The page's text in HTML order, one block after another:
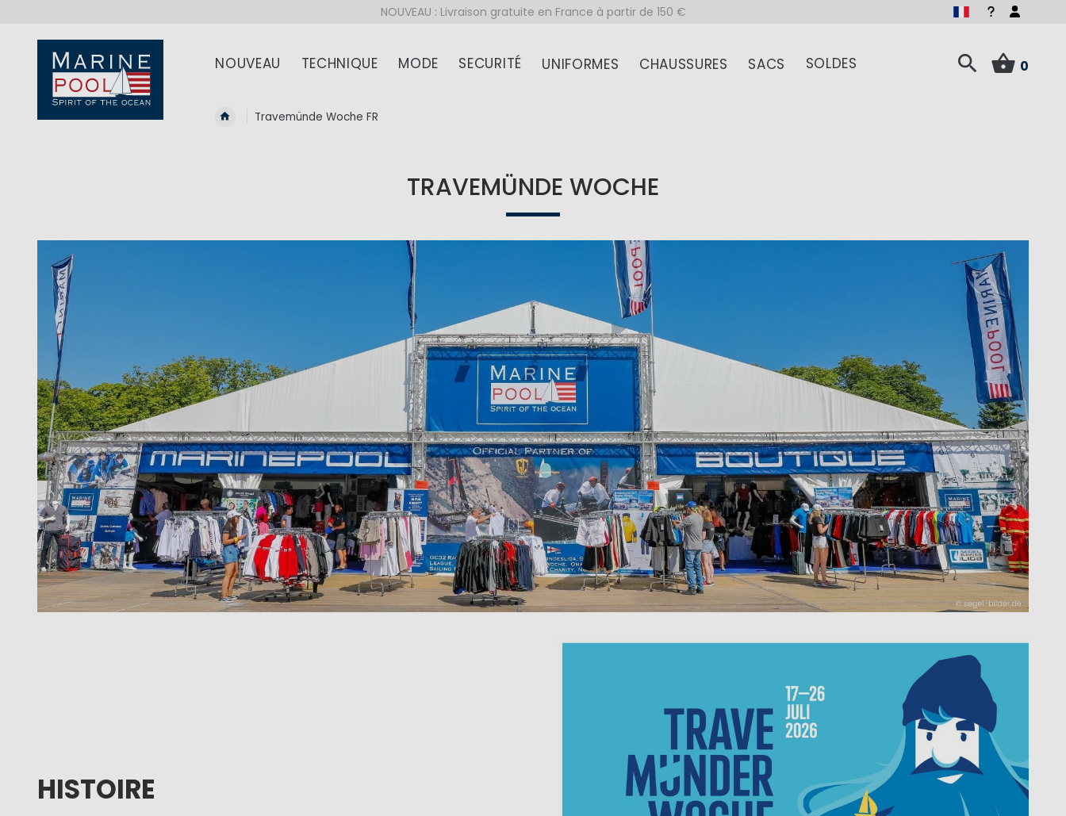
NOUVEAU : Livraison gratuite en France à partir de 150 €
NOUVEAU TECHNIQUE MODE SECURITÉ UNIFORMES CHAUSSURES SACS SOLDES 0
Travemünde Woche FR
TRAVEMÜNDE WOCHE
HISTOIRE